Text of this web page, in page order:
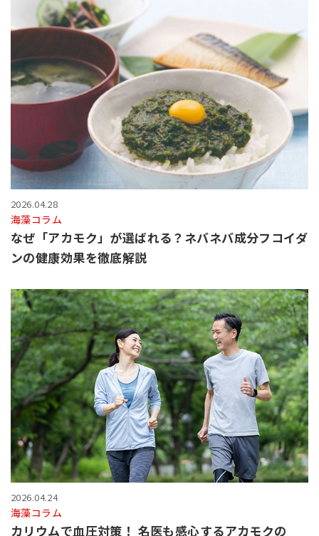
2026.04.28
海藻コラム
なぜ「アカモク」が選ばれる？ネバネバ成分フコイダ
ンの健康効果を徹底解説
2026.04.24
海藻コラム
カリウムで血圧対策！ 名医も感心するアカモクの